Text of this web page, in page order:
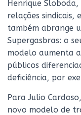
Henrique
relações
também abrange
Supergasbras: o
modelo aumenta
públicos
deficiência, por
Para Julio
novo modelo de